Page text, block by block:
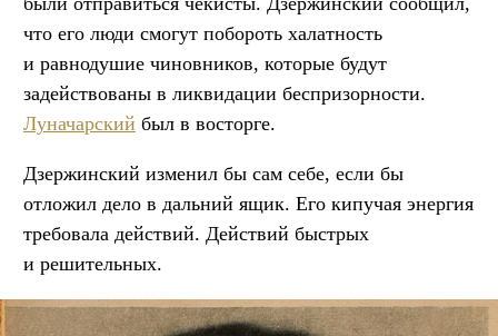
что его люди смогут побороть халатность
и равнодушие чиновников, которые будут
задействованы в ликвидации беспризорности.
Луначарский был в восторге.
Дзержинский изменил бы сам себе, если бы
отложил дело в дальний ящик. Его кипучая энергия
требовала действий. Действий быстрых
и решительных.